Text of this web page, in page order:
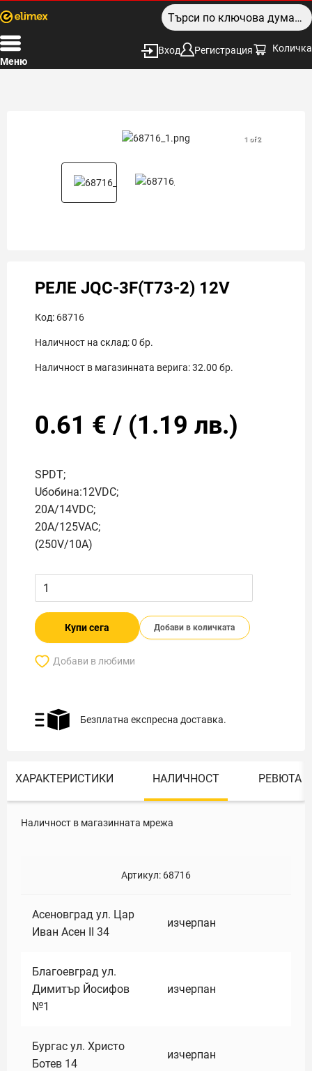
Меню
Вход Регистрация Количка
1 of 2
РЕЛЕ JQC-3F(T73-2) 12V
Код: 68716
Наличност на склад:0 бр.
Наличност в магазинната верига:32.00 бр.
0.61 € / (1.19 лв.)
SPDT;
Uбобина:12VDC;
20A/14VDC;
20A/125VAC;
(250V/10A)
Купи сега Добави в количката
Добави в любими
Безплатна експресна доставка.
ХАРАКТЕРИСТИКИ НАЛИЧНОСТ РЕВЮТА
Наличност в магазинната мрежа
Артикул: 68716
Асеновград ул. Цар
Иван Асен II 34
изчерпан
Благоевград ул.
Димитър Йосифов
№1
изчерпан
Бургас ул. Христо
Ботев 14
изчерпан